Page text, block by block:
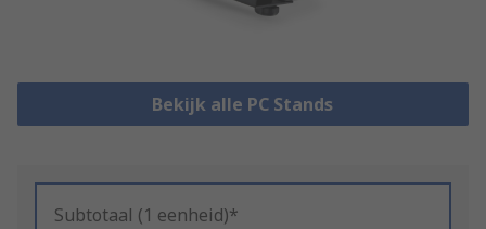
Bekijk alle PC Stands
Subtotaal (1 eenheid)*